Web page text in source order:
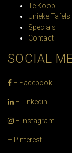
Te Koop
Unieke Tafels
Specials
Contact
SOCIAL
– Facebook
– Linkedin
– Instagram
– Pinterest